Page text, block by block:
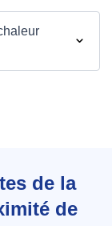
de la
de